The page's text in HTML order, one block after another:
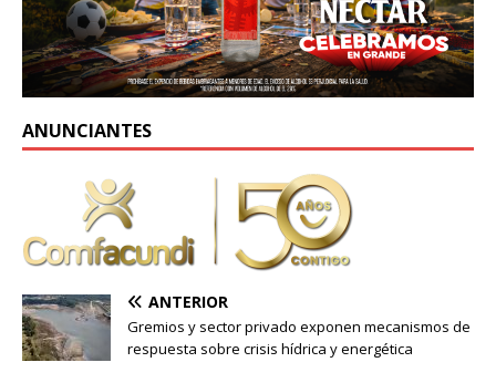
ANUNCIANTES
ANTERIOR
Gremios y sector privado exponen mecanismos de
respuesta sobre crisis hídrica y energética